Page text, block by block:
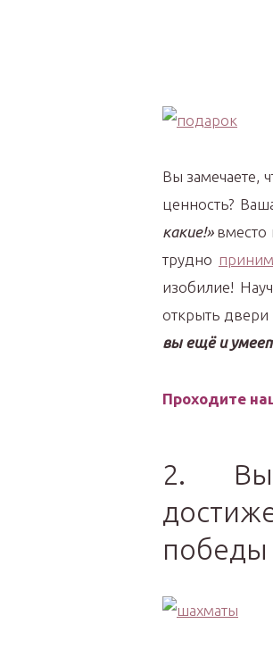
Вы замечаете,
ценность?
какие!»вместо
трудно
изобилие!
открыть
вы ещё и
Проходите
2. Вы
победы